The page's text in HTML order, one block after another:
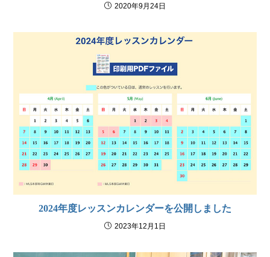
2020年9月24日
2024年度レッスンカレンダーを公開しました
2023年12月1日